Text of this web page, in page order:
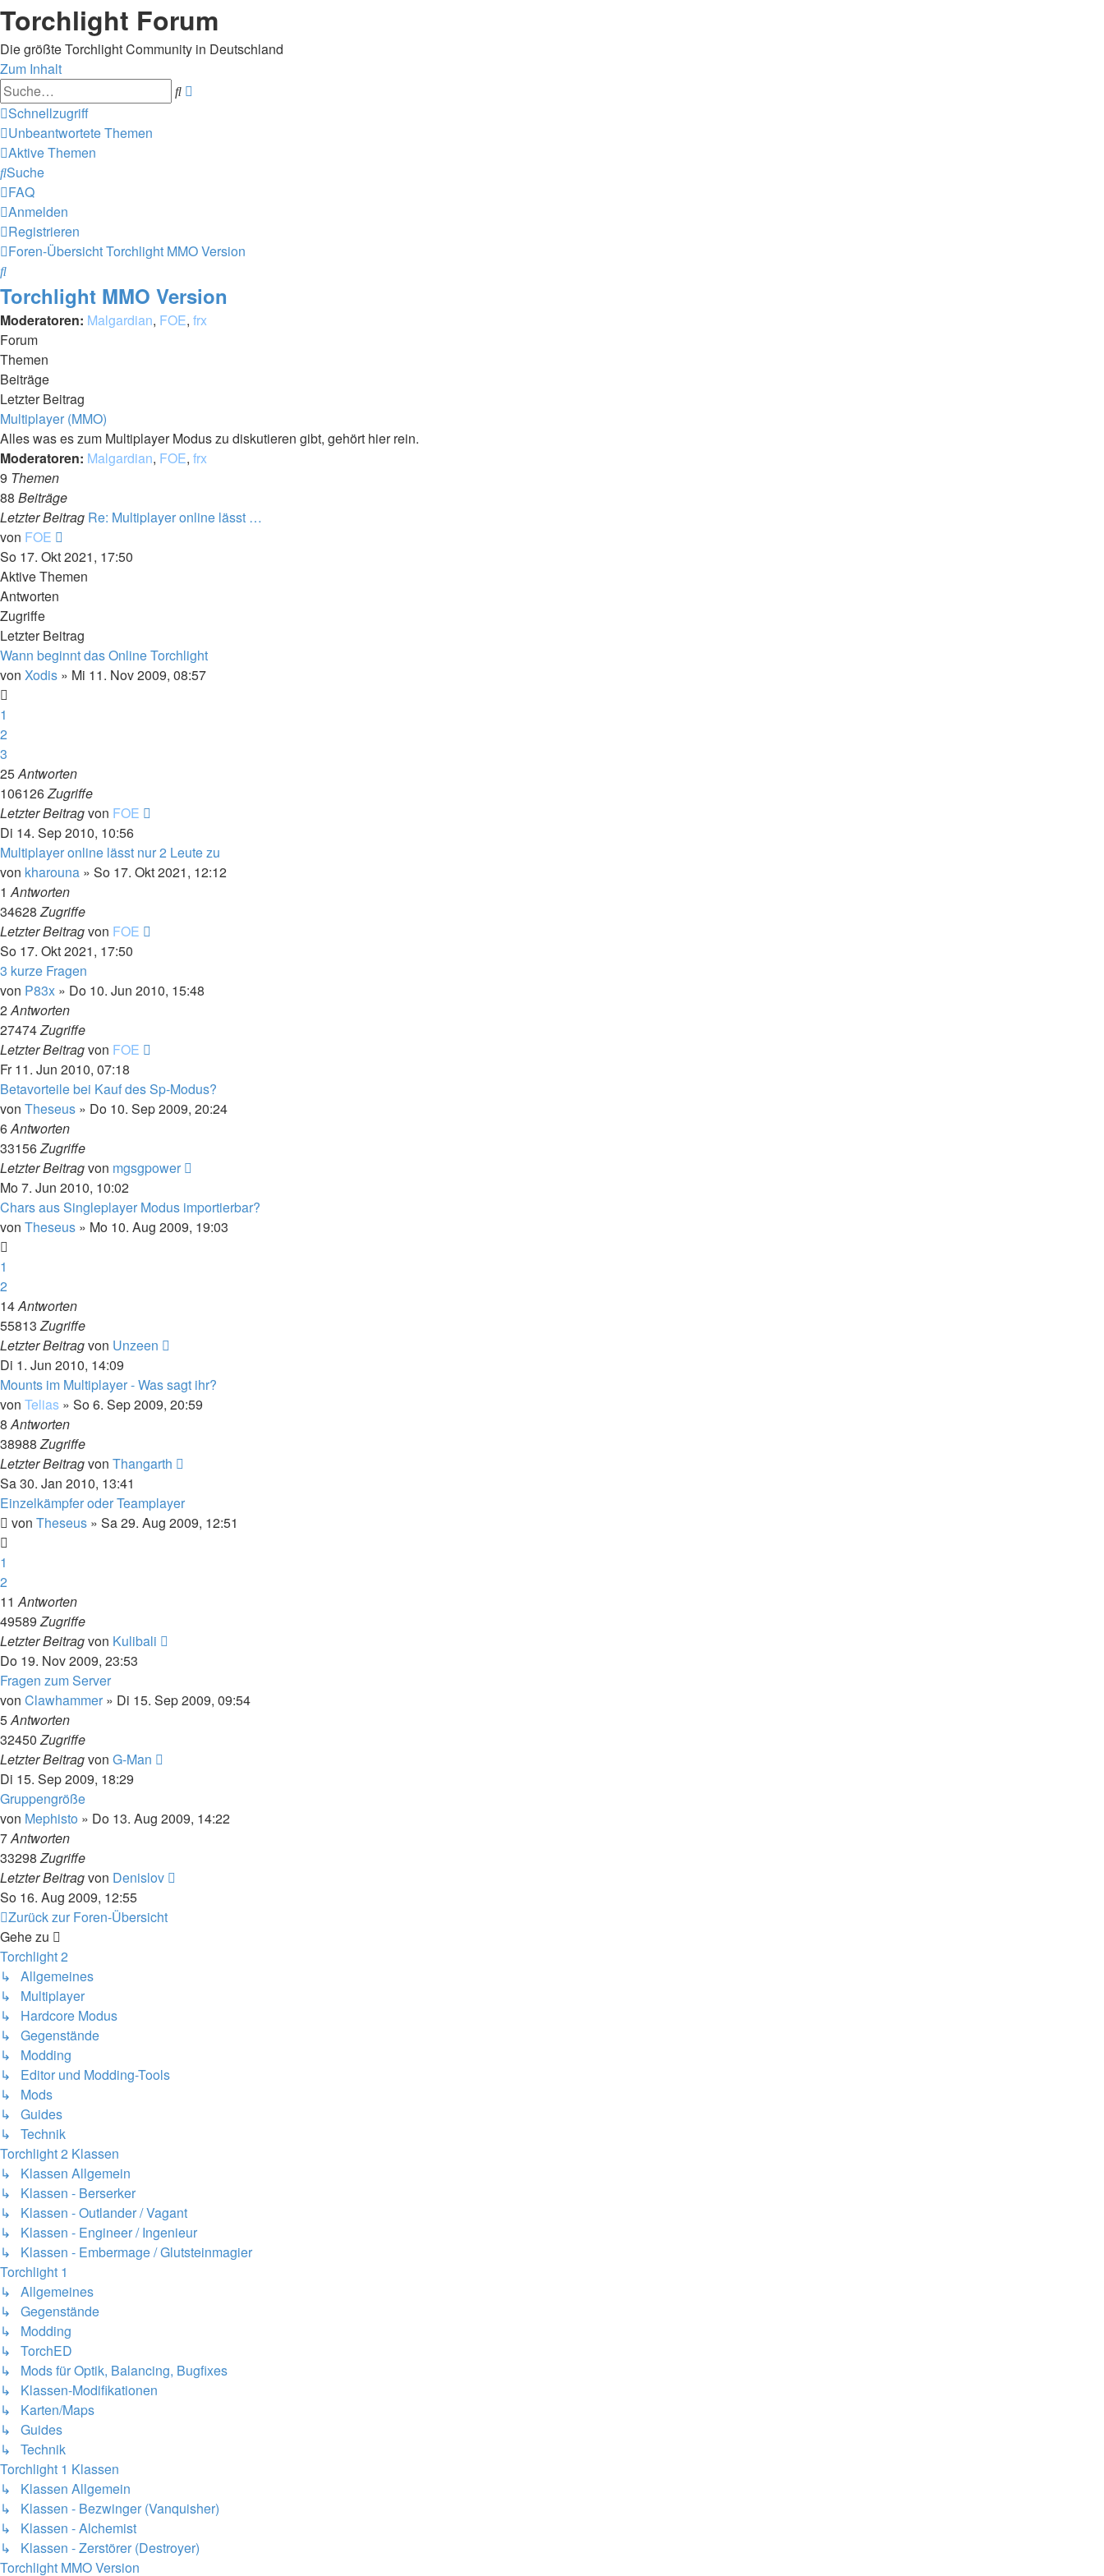
Torchlight Forum
Die größte Torchlight Community in Deutschland
Zum Inhalt
Suche
Schnellzugriff
Unbeantwortete Themen
Aktive Themen
Suche
FAQ
Anmelden
Registrieren
Foren-ÜbersichtTorchlight MMO Version
Suche
Torchlight MMO Version
Moderatoren: Malgardian, FOE, frx
Forum
Themen
Beiträge
Letzter Beitrag
Multiplayer (MMO)
Alles was es zum Multiplayer Modus zu diskutieren gibt, gehört hier rein.
Moderatoren: Malgardian, FOE, frx
9 Themen
88 Beiträge
Letzter Beitrag Re: Multiplayer online lässt …
von FOE
Beitrag
So 17. Okt 2021, 17:50
Aktive Themen
Antworten
Zugriffe
Letzter Beitrag
Wann beginnt das Online Torchlight
von Xodis » Mi 11. Nov 2009, 08:57
1
2
3
25Antworten
106126Zugriffe
Letzter Beitragvon FOE
Di 14. Sep 2010, 10:56
Multiplayer online lässt nur 2 Leute zu
von kharouna » So 17. Okt 2021, 12:12
1Antworten
34628Zugriffe
Letzter Beitragvon FOE
So 17. Okt 2021, 17:50
3 kurze Fragen
von P83x » Do 10. Jun 2010, 15:48
2Antworten
27474Zugriffe
Letzter Beitragvon FOE
Fr 11. Jun 2010, 07:18
Betavorteile bei Kauf des Sp-Modus?
von Theseus » Do 10. Sep 2009, 20:24
6Antworten
33156Zugriffe
Letzter Beitragvon mgsgpower
Mo 7. Jun 2010, 10:02
Chars aus Singleplayer Modus importierbar?
von Theseus » Mo 10. Aug 2009, 19:03
1
2
14Antworten
55813Zugriffe
Letzter Beitragvon Unzeen
Di 1. Jun 2010, 14:09
Mounts im Multiplayer - Was sagt ihr?
von Telias » So 6. Sep 2009, 20:59
8Antworten
38988Zugriffe
Letzter Beitragvon Thangarth
Sa 30. Jan 2010, 13:41
Einzelkämpfer oder Teamplayer
von Theseus » Sa 29. Aug 2009, 12:51
1
2
11Antworten
49589Zugriffe
Letzter Beitragvon Kulibali
Do 19. Nov 2009, 23:53
Fragen zum Server
von Clawhammer » Di 15. Sep 2009, 09:54
5Antworten
32450Zugriffe
Letzter Beitragvon G-Man
Di 15. Sep 2009, 18:29
Gruppengröße
von Mephisto » Do 13. Aug 2009, 14:22
7Antworten
33298Zugriffe
Letzter Beitragvon Denislov
So 16. Aug 2009, 12:55
Zurück zur Foren-Übersicht
Gehe zu
Torchlight 2
↳ Allgemeines
↳ Multiplayer
↳ Hardcore Modus
↳ Gegenstände
↳ Modding
↳ Editor und Modding-Tools
↳ Mods
↳ Guides
↳ Technik
Torchlight 2 Klassen
↳ Klassen Allgemein
↳ Klassen - Berserker
↳ Klassen - Outlander / Vagant
↳ Klassen - Engineer / Ingenieur
↳ Klassen - Embermage / Glutsteinmagier
Torchlight 1
↳ Allgemeines
↳ Gegenstände
↳ Modding
↳ TorchED
↳ Mods für Optik, Balancing, Bugfixes
↳ Klassen-Modifikationen
↳ Karten/Maps
↳ Guides
↳ Technik
Torchlight 1 Klassen
↳ Klassen Allgemein
↳ Klassen - Bezwinger (Vanquisher)
↳ Klassen - Alchemist
↳ Klassen - Zerstörer (Destroyer)
Torchlight MMO Version